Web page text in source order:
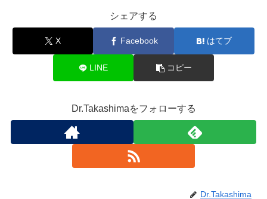
シェアする
X Facebook はてブ
LINE コピー
Dr.Takashimaをフォローする
Dr.Takashima